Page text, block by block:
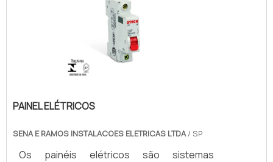
PAINEL ELÉTRICOS
SENA E RAMOS INSTALACOES ELETRICAS LTDA/ SP
Os painéis elétricos são sistemas